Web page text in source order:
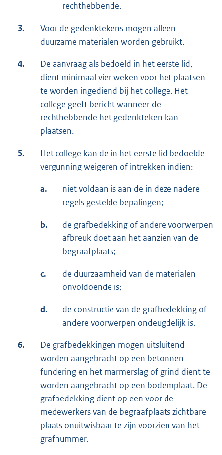
rechthebbende.
3.
Voor de gedenktekens mogen alleen
duurzame materialen worden gebruikt.
4.
De aanvraag als bedoeld in het eerste lid,
dient minimaal vier weken voor het plaatsen
te worden ingediend bij het college. Het
college geeft bericht wanneer de
rechthebbende het gedenkteken kan
plaatsen.
5.
Het college kan de in het eerste lid bedoelde
vergunning weigeren of intrekken indien:
a.
niet voldaan is aan de in deze nadere
regels gestelde bepalingen;
b.
de grafbedekking of andere voorwerpen
afbreuk doet aan het aanzien van de
begraafplaats;
c.
de duurzaamheid van de materialen
onvoldoende is;
d.
de constructie van de grafbedekking of
andere voorwerpen ondeugdelijk is.
6.
De grafbedekkingen mogen uitsluitend
worden aangebracht op een betonnen
fundering en het marmerslag of grind dient te
worden aangebracht op een bodemplaat. De
grafbedekking dient op een voor de
medewerkers van de begraafplaats zichtbare
plaats onuitwisbaar te zijn voorzien van het
grafnummer.